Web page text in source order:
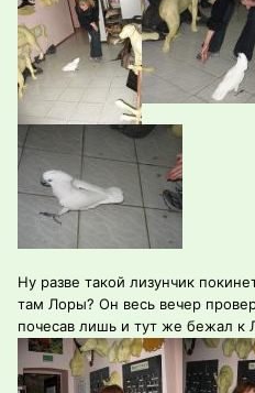
Ну разве такой лизунчик
там Лоры? Он весь вечер
почесав лишь и тут же бежал к